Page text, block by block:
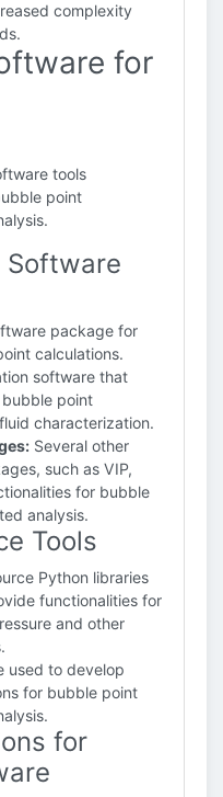
complexity
for
tools
point
Software
package for
calculations.
software that
point
characterization.
Several other
such as VIP,
for bubble
analysis.
Tools
Python libraries
functionalities for
and other
used to develop
for bubble point
for